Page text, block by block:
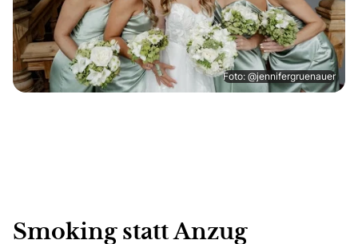
Foto: @jennifergruenauer
Smoking statt Anzug